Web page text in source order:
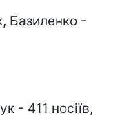
Базиленко -
- 411 носіїв,